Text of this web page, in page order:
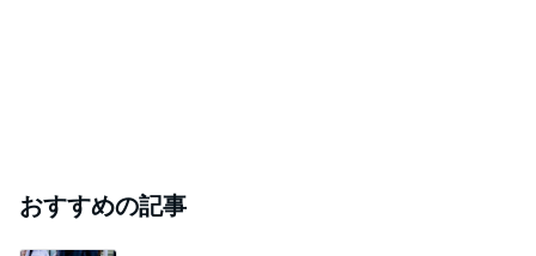
おすすめの記事